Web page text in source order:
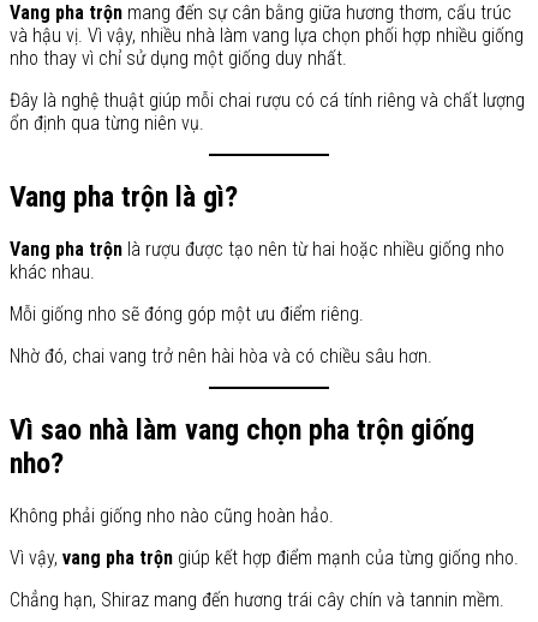
Vang pha trộn mang đến sự cân bằng giữa hương thơm, cấu trúc
và hậu vị. Vì vậy, nhiều nhà làm vang lựa chọn phối hợp nhiều giống
nho thay vì chỉ sử dụng một giống duy nhất.
Đây là nghệ thuật giúp mỗi chai rượu có cá tính riêng và chất lượng
ổn định qua từng niên vụ.
Vang pha trộn là gì?
Vang pha trộn là rượu được tạo nên từ hai hoặc nhiều giống nho
khác nhau.
Mỗi giống nho sẽ đóng góp một ưu điểm riêng.
Nhờ đó, chai vang trở nên hài hòa và có chiều sâu hơn.
Vì sao nhà làm vang chọn pha trộn giống
nho?
Không phải giống nho nào cũng hoàn hảo.
Vì vậy, vang pha trộn giúp kết hợp điểm mạnh của từng giống nho.
Chẳng hạn, Shiraz mang đến hương trái cây chín và tannin mềm.